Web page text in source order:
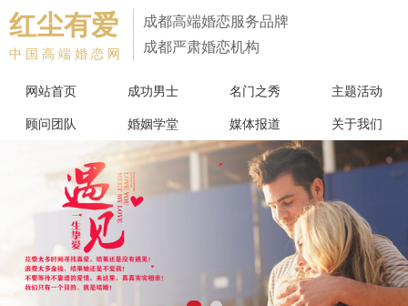
红尘有爱
中国高端婚恋网
成都高端婚恋服务品牌
成都严肃婚恋机构
网站首页 成功男士 名门之秀 主题活动
顾问团队 婚姻学堂 媒体报道 关于我们